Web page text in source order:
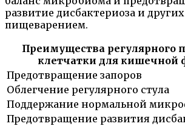
развитие дисбактериоза и
пищеварением.
Преимущества регулярного
клетчатки для кишечной
Предотвращение запоров
Облегчение регулярного стула
Поддержание нормальной
Предотвращение развития